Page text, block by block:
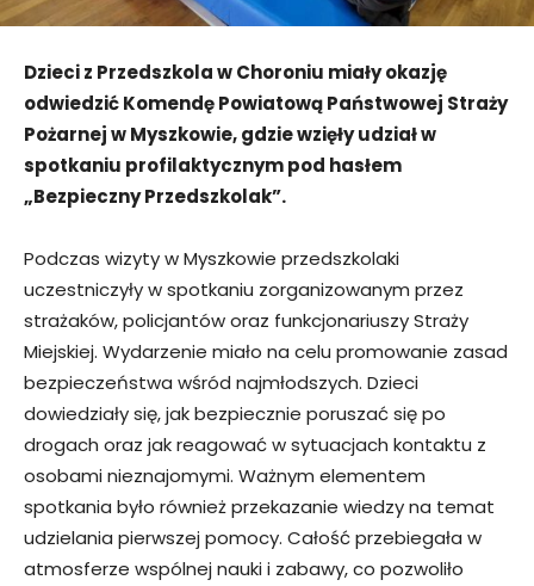
Dzieci z Przedszkola w Choroniu miały okazję
odwiedzić Komendę Powiatową Państwowej Straży
Pożarnej w Myszkowie, gdzie wzięły udział w
spotkaniu profilaktycznym pod hasłem
„Bezpieczny Przedszkolak”.
Podczas wizyty w Myszkowie przedszkolaki
uczestniczyły w spotkaniu zorganizowanym przez
strażaków, policjantów oraz funkcjonariuszy Straży
Miejskiej. Wydarzenie miało na celu promowanie zasad
bezpieczeństwa wśród najmłodszych. Dzieci
dowiedziały się, jak bezpiecznie poruszać się po
drogach oraz jak reagować w sytuacjach kontaktu z
osobami nieznajomymi. Ważnym elementem
spotkania było również przekazanie wiedzy na temat
udzielania pierwszej pomocy. Całość przebiegała w
atmosferze wspólnej nauki i zabawy, co pozwoliło